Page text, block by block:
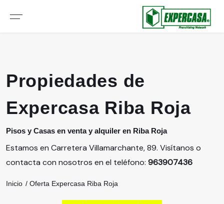
Propiedades de
Expercasa Riba Roja
Pisos y Casas en venta y alquiler en Riba Roja
Estamos en Carretera Villamarchante, 89. Visítanos o
contacta con nosotros en el teléfono: 963907436
Inicio Oferta Expercasa Riba Roja